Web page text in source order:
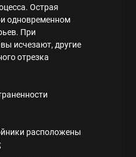
Острая
одновременном
При
исчезают, другие
отрезка
расположены